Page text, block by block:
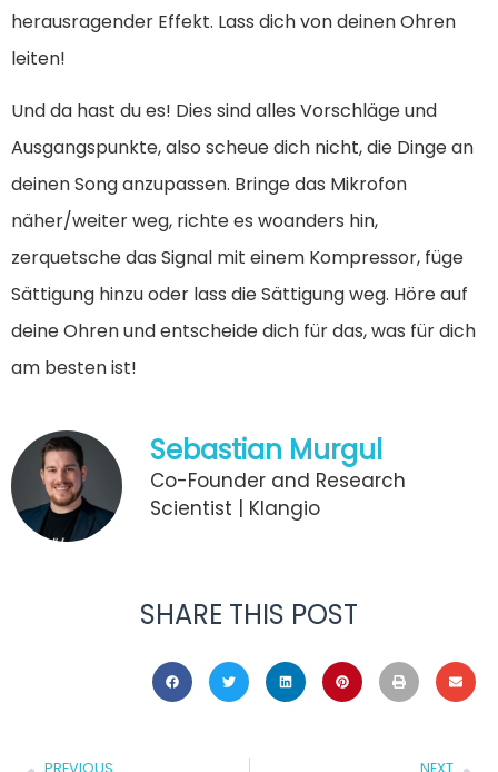
herausragender Effekt. Lass dich von deinen Ohren
leiten!
Und da hast du es! Dies sind alles Vorschläge und
Ausgangspunkte, also scheue dich nicht, die Dinge an
deinen Song anzupassen. Bringe das Mikrofon
näher/weiter weg, richte es woanders hin,
zerquetsche das Signal mit einem Kompressor, füge
Sättigung hinzu oder lass die Sättigung weg. Höre auf
deine Ohren und entscheide dich für das, was für dich
am besten ist!
Sebastian Murgul
Co-Founder and Research
Scientist | Klangio
SHARE THIS POST